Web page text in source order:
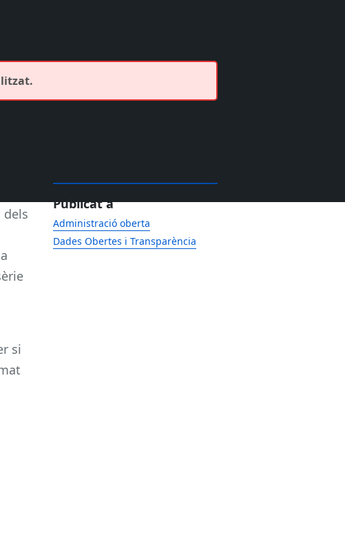
dels
si
Publicat a
Administració oberta
Dades Obertes i Transparència